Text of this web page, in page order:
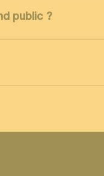
public ?